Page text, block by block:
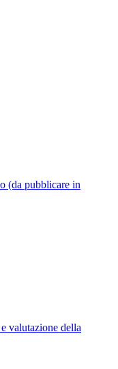
(da pubblicare in
valutazione della